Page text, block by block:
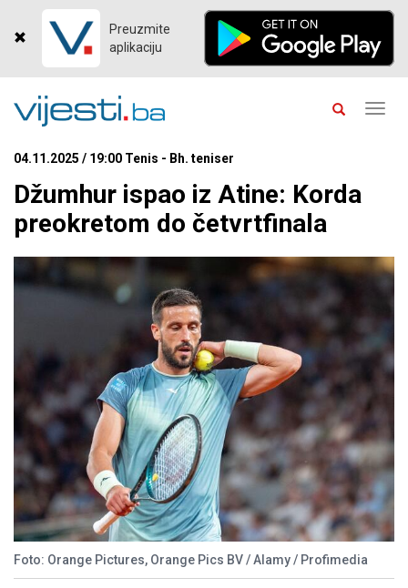
Preuzmite
aplikaciju
04.11.2025 / 19:00 Tenis - Bh. teniser
Džumhur ispao iz Atine: Korda
preokretom do četvrtfinala
Foto: Orange Pictures, Orange Pics BV / Alamy / Profimedia